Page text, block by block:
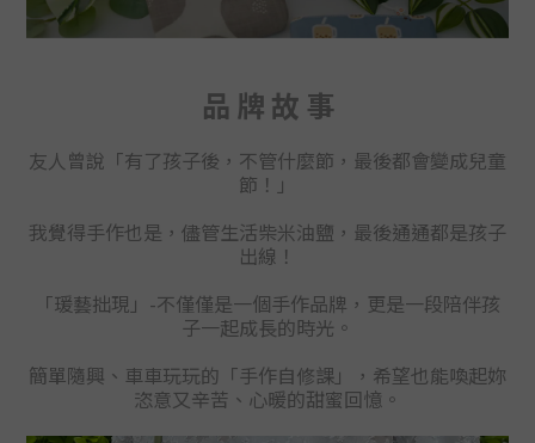
品 牌 故 事
友人曾說「有了孩子後，不管什麼節，最後都會變成兒童
節！」
我覺得手作也是，儘管生活柴米油鹽，最後通通都是孩子
出線！
「瑗藝拙現」-不僅僅是一個手作品牌，更是一段陪伴孩
子一起成長的時光。
簡單隨興、車車玩玩的「手作自修課」
， 希望也能喚起妳
恣意又辛苦、心暖的甜蜜回憶。